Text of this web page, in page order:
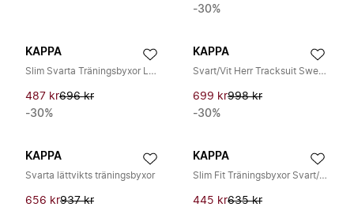
-30%
KAPPA
Slim Svarta Träningsbyxor Lättviktsmaterial
487 kr696 kr
-30%
KAPPA
Svart/Vit Herr Tracksuit Sweatpants
699 kr998 kr
-30%
KAPPA
Svarta lättvikts träningsbyxor
656 kr937 kr
KAPPA
Slim Fit Träningsbyxor Svart/Vit/Grå
445 kr635 kr